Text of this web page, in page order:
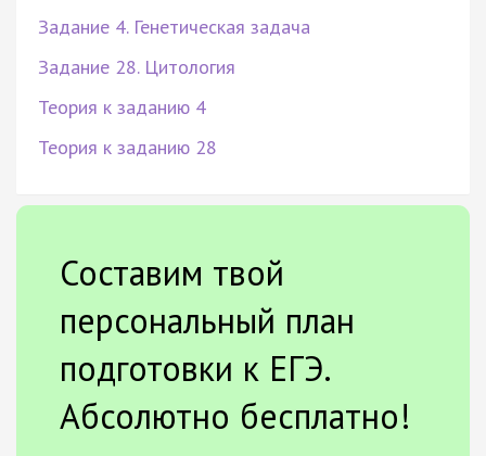
Задание 4. Генетическая задача
Задание 28. Цитология
Теория к заданию 4
Теория к заданию 28
Составим твой
персональный план
подготовки к ЕГЭ.
Абсолютно бесплатно!